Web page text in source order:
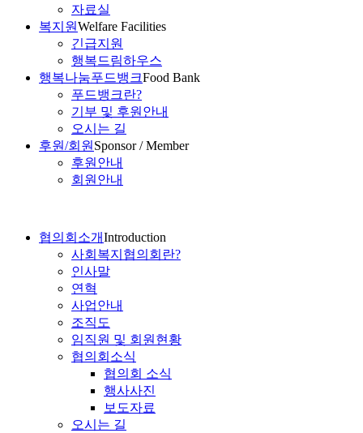
자료실
복지원Welfare Facilities
긴급지원
행복드림하우스
행복나눔푸드뱅크Food Bank
푸드뱅크란?
기부 및 후원안내
오시는 길
후원/회원 Sponsor / Member
후원안내
회원안내
협의회소개Introduction
사회복지협의회란?
인사말
연혁
사업안내
조직도
임직원 및 회원현황
협의회소식
협의회 소식
행사사진
보도자료
오시는 길